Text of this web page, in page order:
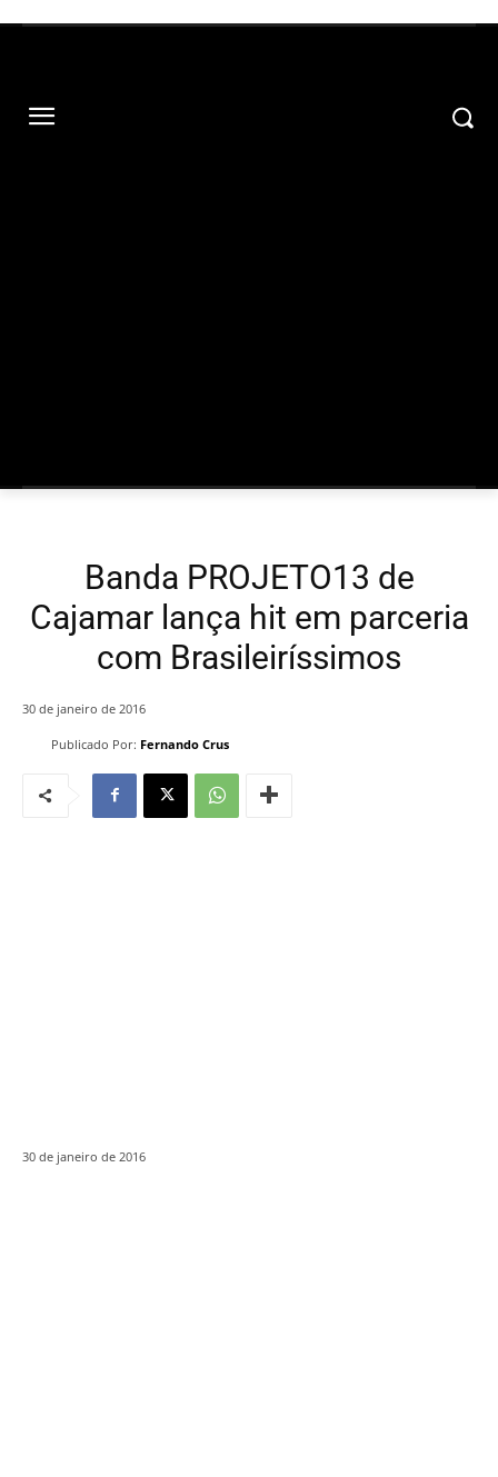
Banda PROJETO13 de
Cajamar lança hit em parceria
com Brasileiríssimos
Publicado Por: Fernando Crus
30 de janeiro de 2016
30 de janeiro de 2016